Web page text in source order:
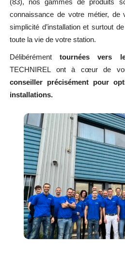
(83), nos gammes de produits
connaissance de votre métier, de
simplicité d’installation et surtout
toute la vie de votre station.
Délibérémenttournées vers
TECHNIREL ont à cœur de
conseiller précisément pour
installations.